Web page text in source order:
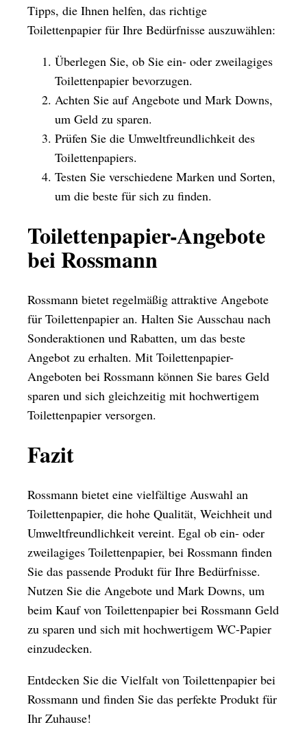
Tipps, die Ihnen helfen, das richtige
Toilettenpapier für Ihre Bedürfnisse auszuwählen:
Überlegen Sie, ob Sie ein- oder zweilagiges
Toilettenpapier bevorzugen.
Achten Sie auf Angebote und Mark Downs,
um Geld zu sparen.
Prüfen Sie die Umweltfreundlichkeit des
Toilettenpapiers.
Testen Sie verschiedene Marken und Sorten,
um die beste für sich zu finden.
Toilettenpapier-Angebote
bei Rossmann
Rossmann bietet regelmäßig attraktive Angebote
für Toilettenpapier an. Halten Sie Ausschau nach
Sonderaktionen und Rabatten, um das beste
Angebot zu erhalten. Mit Toilettenpapier-
Angeboten bei Rossmann können Sie bares Geld
sparen und sich gleichzeitig mit hochwertigem
Toilettenpapier versorgen.
Fazit
Rossmann bietet eine vielfältige Auswahl an
Toilettenpapier, die hohe Qualität, Weichheit und
Umweltfreundlichkeit vereint. Egal ob ein- oder
zweilagiges Toilettenpapier, bei Rossmann finden
Sie das passende Produkt für Ihre Bedürfnisse.
Nutzen Sie die Angebote und Mark Downs, um
beim Kauf von Toilettenpapier bei Rossmann Geld
zu sparen und sich mit hochwertigem WC-Papier
einzudecken.
Entdecken Sie die Vielfalt von Toilettenpapier bei
Rossmann und finden Sie das perfekte Produkt für
Ihr Zuhause!